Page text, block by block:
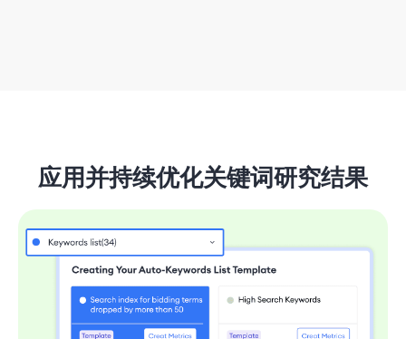
应用并持续优化关键词研究结果